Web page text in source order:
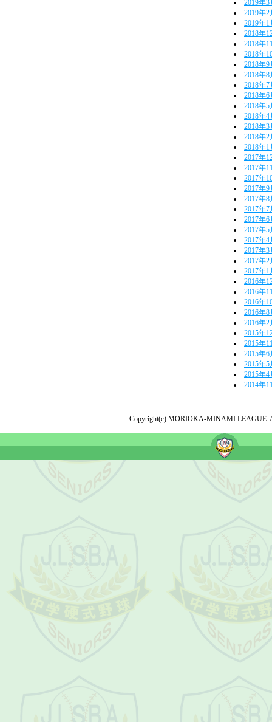
2019年3
2019年2
2019年1
2018年
2018年
2018年
2018年9
2018年8
2018年7
2018年6
2018年5
2018年4
2018年3
2018年2
2018年1
2017年
2017年
2017年
2017年9
2017年8
2017年7
2017年6
2017年5
2017年4
2017年3
2017年2
2017年1
2016年
2016年
2016年
2016年8
2016年2
2015年
2015年
2015年6
2015年5
2015年4
2014年
Copyright(c) MORIOKA-MINAMI LEAGUE.